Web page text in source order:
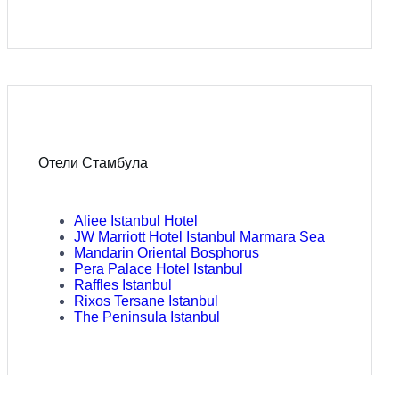
Отели Стамбула
Aliee Istanbul Hotel
JW Marriott Hotel Istanbul Marmara Sea
Mandarin Oriental Bosphorus
Pera Palace Hotel Istanbul
Raffles Istanbul
Rixos Tersane Istanbul
The Peninsula Istanbul